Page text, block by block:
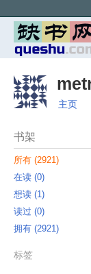
主页
书架
所有 ‎(2921)
在读 ‎(0)
想读 ‎(1)
读过 ‎(0)
拥有 ‎(2921)
标签